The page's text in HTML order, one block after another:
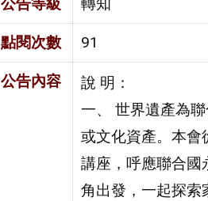
公告等級 轉知
點閱次數 91
公告內容
說 明：
一、 世界遺產為
或文化資產。本會
講座，呼應聯合國
角出發，一起探索